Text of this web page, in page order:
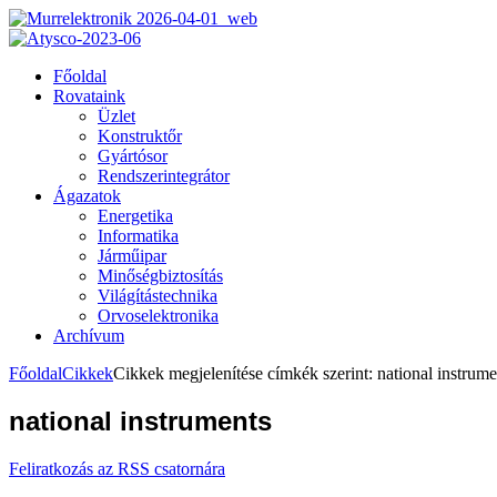
Főoldal
Rovataink
Üzlet
Konstruktőr
Gyártósor
Rendszerintegrátor
Ágazatok
Energetika
Informatika
Járműipar
Minőségbiztosítás
Világítástechnika
Orvoselektronika
Archívum
FőoldalCikkekCikkek megjelenítése címkék szerint: national
national instruments
Feliratkozás az RSS csatornára